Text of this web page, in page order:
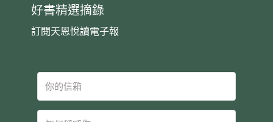
好書精選摘錄
訂閱天恩悅讀電子報